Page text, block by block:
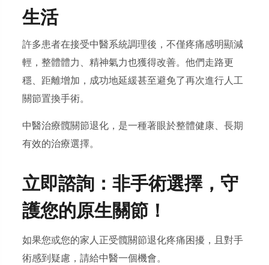
生活
許多患者在接受中醫系統調理後，不僅疼痛感明顯減
輕，整體體力、精神氣力也獲得改善。他們走路更
穩、距離增加，成功地延緩甚至避免了再次進行人工
關節置換手術。
中醫治療髖關節退化，是一種著眼於整體健康、長期
有效的治療選擇。
立即諮詢：非手術選擇，守
護您的原生關節！
如果您或您的家人正受髖關節退化疼痛困擾，且對手
術感到疑慮，請給中醫一個機會。